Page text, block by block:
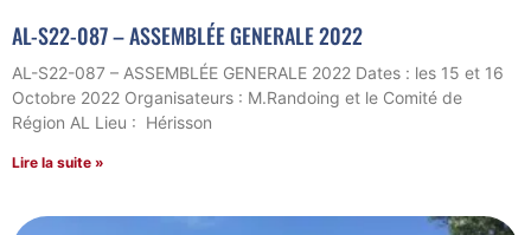
AL-S22-087 – ASSEMBLÉE GENERALE 2022
AL-S22-087 – ASSEMBLÉE GENERALE 2022 Dates : les 15 et 16
Octobre 2022 Organisateurs : M.Randoing et le Comité de
Région AL Lieu : Hérisson
Lire la suite »